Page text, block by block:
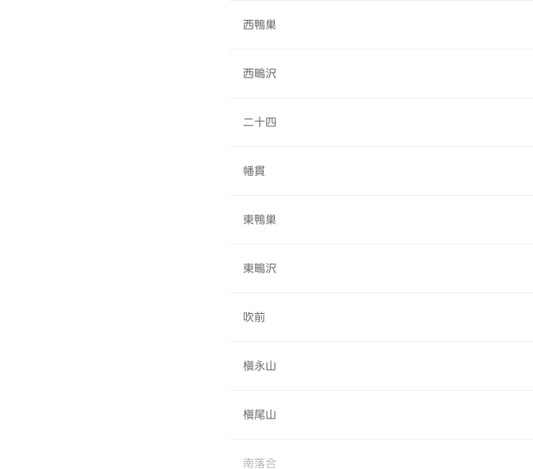
西鴨巣
西鴫沢
二十四
幡貫
東鴨巣
東鴫沢
吹前
槇永山
槇尾山
南落合